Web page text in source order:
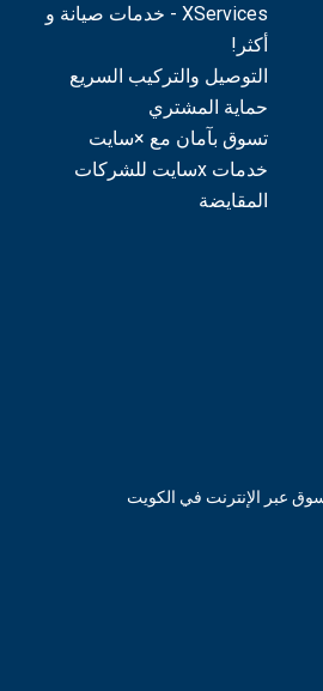
XServices - خدمات صيانة و
أكثر!
التوصيل والتركيب السريع
حماية المشتري
تسوق بآمان مع ×سايت
خدمات xسايت للشركات
المقايضة
عبر الإنترنت في الكويت